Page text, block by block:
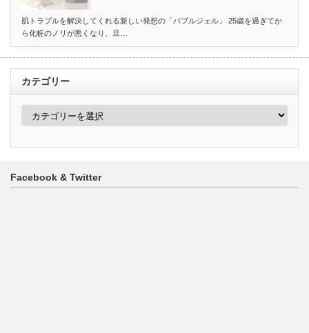
肌トラブルを解決してくれる新しい発想の「バブルジェル」 25歳を過ぎてか
ら化粧のノリが悪くなり、旦…
カテゴリー
カ
ー
Facebook & Twitter